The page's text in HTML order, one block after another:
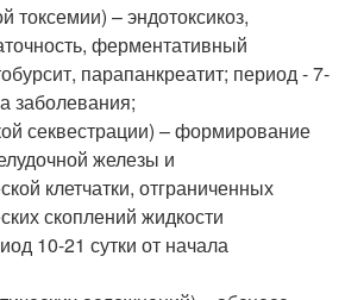
– эндотоксикоз,
ферментативный
парапанкреатит; период - 7-
заболевания;
секвестрации) – формирование
железы и
клетчатки, отграниченных
скоплений жидкости
10-21 сутки от начала